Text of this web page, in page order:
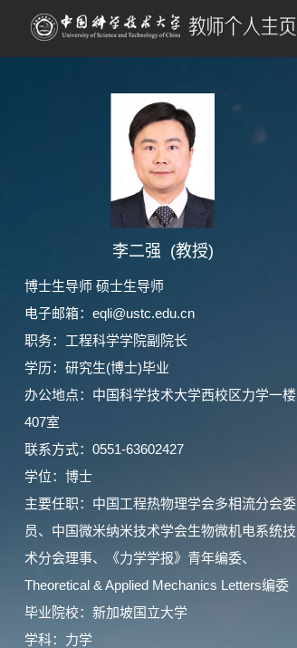
李二强 (教授)
博士生导师 硕士生导师
电子邮箱： eqli@ustc.edu.cn
职务：工程科学学院副院长
学历：研究生(博士)毕业
办公地点：中国科学技术大学西校区力学一楼
407室
联系方式：0551-63602427
学位：博士
主要任职：中国工程热物理学会多相流分会委
员、中国微米纳米技术学会生物微机电系统技
术分会理事、《力学学报》青年编委、
Theoretical & Applied Mechanics Letters编委
毕业院校：新加坡国立大学
学科：力学